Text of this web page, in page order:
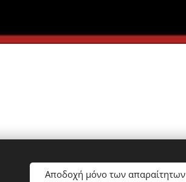
Αποδοχή μόνο των απαραίτητων